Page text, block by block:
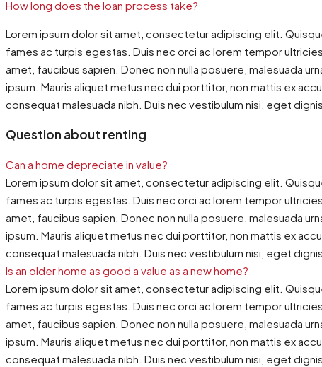
How long does the loan process take?
Lorem ipsum dolor sit amet, consectetur adipiscing elit.
fames ac turpis egestas. Duis nec orci ac lorem tempor
amet, faucibus sapien. Donec non nulla posuere, malesuada
ipsum. Mauris aliquet metus nec dui porttitor, non mattis ex
consequat malesuada nibh. Duis nec vestibulum nisi, eget
Question about renting
Can a home depreciate in value?
Lorem ipsum dolor sit amet, consectetur adipiscing elit.
fames ac turpis egestas. Duis nec orci ac lorem tempor
amet, faucibus sapien. Donec non nulla posuere, malesuada
ipsum. Mauris aliquet metus nec dui porttitor, non mattis ex
consequat malesuada nibh. Duis nec vestibulum nisi, eget
Is an older home as good a value as a new home?
Lorem ipsum dolor sit amet, consectetur adipiscing elit.
fames ac turpis egestas. Duis nec orci ac lorem tempor
amet, faucibus sapien. Donec non nulla posuere, malesuada
ipsum. Mauris aliquet metus nec dui porttitor, non mattis ex
consequat malesuada nibh. Duis nec vestibulum nisi, eget